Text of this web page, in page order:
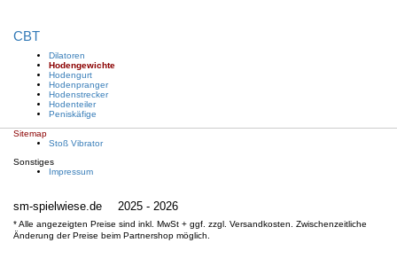
CBT
Dilatoren
Hodengewichte
Hodengurt
Hodenpranger
Hodenstrecker
Hodenteiler
Peniskäfige
Sitemap
Stoß Vibrator
Sonstiges
Impressum
sm-spielwiese.de 2025 - 2026
* Alle angezeigten Preise sind inkl. MwSt + ggf. zzgl. Versandkosten. Zwischenzeitliche
Änderung der Preise beim Partnershop möglich.